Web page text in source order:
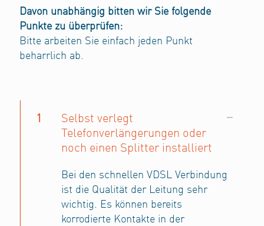
Davon unabhängig bitten wir Sie folgende
Punkte zu überprüfen:
Bitte arbeiten Sie einfach jeden Punkt
beharrlich ab.
1
Selbst verlegt
Telefonverlängerungen oder
noch einen Splitter installiert
Bei den schnellen VDSL Verbindung
ist die Qualität der Leitung sehr
wichtig. Es können bereits
korrodierte Kontakte in der